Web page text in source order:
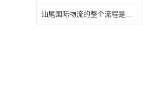
汕尾国际物流的整个流程是怎样的